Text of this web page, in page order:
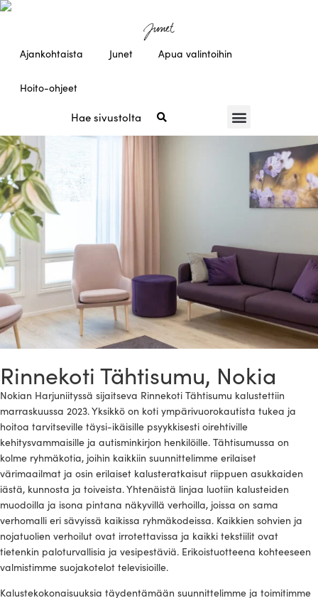
Ajankohtaista Junet Apua valintoihin
Hoito-ohjeet
Rinnekoti Tähtisumu, Nokia
Nokian Harjuniityssä sijaitseva Rinnekoti Tähtisumu kalustettiin
marraskuussa 2023. Yksikkö on koti ympärivuorokautista tukea ja
hoitoa tarvitseville täysi-ikäisille psyykkisesti oirehtiville
kehitysvammaisille ja autisminkirjon henkilöille. Tähtisumussa on
kolme ryhmäkotia, joihin kaikkiin suunnittelimme erilaiset
värimaailmat ja osin erilaiset kalusteratkaisut riippuen asukkaiden
iästä, kunnosta ja toiveista. Yhtenäistä linjaa luotiin kalusteiden
muodoilla ja isona pintana näkyvillä verhoilla, joissa on sama
verhomalli eri sävyissä kaikissa ryhmäkodeissa. Kaikkien sohvien ja
nojatuolien verhoilut ovat irrotettavissa ja kaikki tekstiilit ovat
tietenkin paloturvallisia ja vesipestäviä. Erikoistuotteena kohteeseen
valmistimme suojakotelot televisioille.
Kalustekokonaisuuksia täydentämään suunnittelimme ja toimitimme